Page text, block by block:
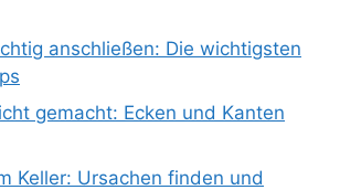
anschließen: Die wichtigsten
gemacht: Ecken und Kanten
Keller: Ursachen finden und